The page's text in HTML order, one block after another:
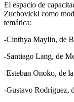
El espacio de
Zuchovicki como
temática:
-Cinthya Maylin, de
-Santiago Lang, de
-Esteban Onoko, de
-Gustavo Rodríguez,